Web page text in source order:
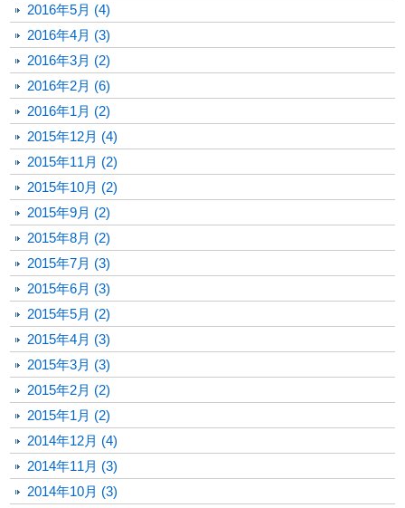
2016年5月 (4)
2016年4月 (3)
2016年3月 (2)
2016年2月 (6)
2016年1月 (2)
2015年12月 (4)
2015年11月 (2)
2015年10月 (2)
2015年9月 (2)
2015年8月 (2)
2015年7月 (3)
2015年6月 (3)
2015年5月 (2)
2015年4月 (3)
2015年3月 (3)
2015年2月 (2)
2015年1月 (2)
2014年12月 (4)
2014年11月 (3)
2014年10月 (3)